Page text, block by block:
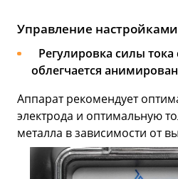
Управление
Регулировка силы
облегчается
Аппарат рекомендует
электрода и оптимальную
металла в зависимости от